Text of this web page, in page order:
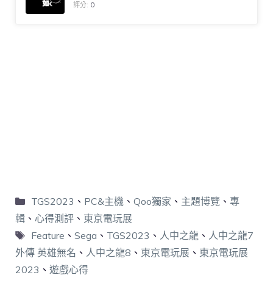
評分: 0
TGS2023 、 PC&主機、 Qoo獨家 、 主題博覽 、 專
輯 、 心得測評 、 東京電玩展
Feature 、 Sega 、 TGS2023 、 人中之龍、 人中之龍7
外傳 英雄無名 、 人中之龍8 、 東京電玩展 、 東京電玩展
2023 、 遊戲心得